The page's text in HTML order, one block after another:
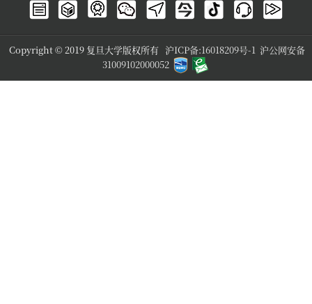
Copyright © 2019 复旦大学版权所有 沪ICP备:16018209号-1 沪公网安备
31009102000052